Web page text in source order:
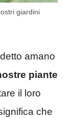
giardini
amano
piante
il loro
che